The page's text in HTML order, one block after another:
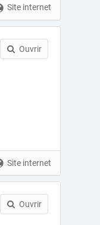
Site internet
Ouvrir
Site internet
Ouvrir